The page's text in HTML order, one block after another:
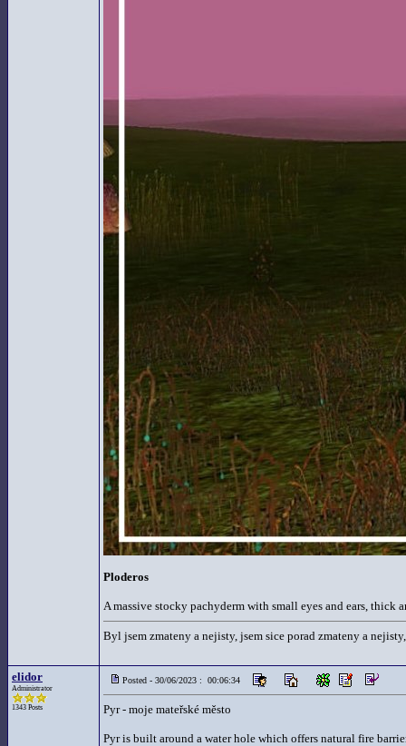
Ploderos
A massive stocky pachyderm with small eyes and ears, thick
Byl jsem zmateny a nejisty, jsem sice porad zmateny a
elidor
Administrator
1343 Posts
Posted - 30/06/2023 : 00:06:34
Pyr - moje mateřské město
Pyr is built around a water hole which offers natural fire